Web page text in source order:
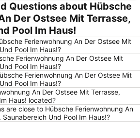
Dierkow-Neu
Questions about Hübsche
Der Ostsee Mit Terrasse,
Pool Im Haus!
Ferienwohnung An Der Ostsee Mit
Pool Im Haus!?
Ferienwohnung An Der Ostsee Mit
Pool Im Haus!?
Ferienwohnung An Der Ostsee Mit
Pool Im Haus!?
An Der Ostsee Mit Terrasse,
Haus! located?
are close to Hübsche Ferienwohnung An
Und Pool Im Haus!?